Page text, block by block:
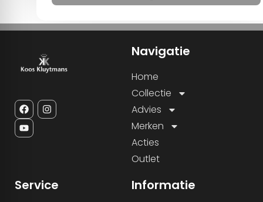
Navigatie
Home
Collectie
Advies
Merken
Acties
Outlet
Service Informatie